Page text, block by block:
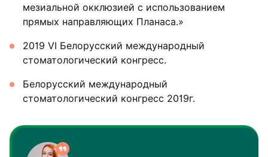
мезиальной окклюзией с использованием
прямых направляющих Планаса.»
2019 VI Белорусский международный
стоматологический конгресс.
Белорусский международный
стоматологический конгресс 2019г.